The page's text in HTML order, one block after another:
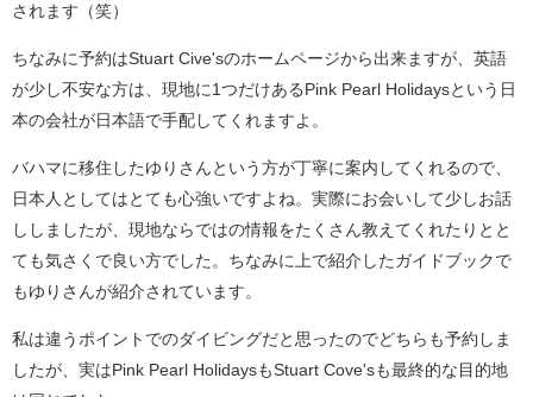
されます（笑）
ちなみに予約はStuart Cive'sのホームページから出来ますが、英語
が少し不安な方は、現地に1つだけあるPink Pearl Holidaysという日
本の会社が日本語で手配してくれますよ。
バハマに移住したゆりさんという方が丁寧に案内してくれるので、
日本人としてはとても心強いですよね。実際にお会いして少しお話
ししましたが、現地ならではの情報をたくさん教えてくれたりとと
ても気さくで良い方でした。ちなみに上で紹介したガイドブックで
もゆりさんが紹介されています。
私は違うポイントでのダイビングだと思ったのでどちらも予約しま
したが、実はPink Pearl HolidaysもStuart Cove'sも最終的な目的地